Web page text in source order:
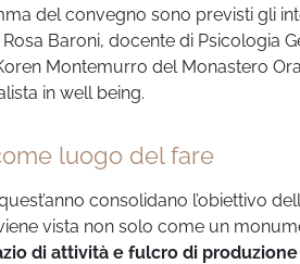
del convegno sono previsti gli
Baroni, docente di Psicologia
Montemurro del Monastero
in well being.
luogo del fare
consolidano l’obiettivo
vista non solo come un
di attività e fulcro di